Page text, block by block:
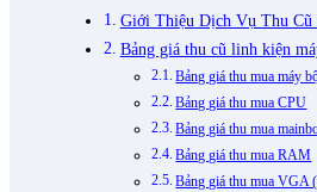
Giới Thiệu Dịch Vụ Thu
Bảng giá thu cũ linh kiện
Bảng giá thu mua máy
Bảng giá thu mua CPU
Bảng giá thu mua
Bảng giá thu mua RAM
Bảng giá thu mua VGA